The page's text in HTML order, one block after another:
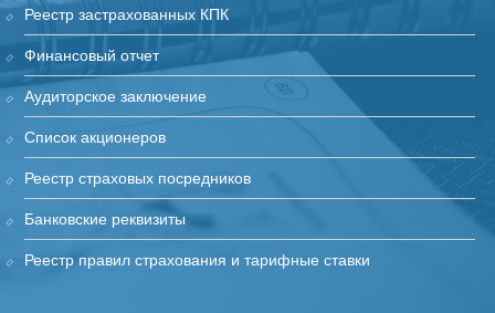
Реестр застрахованных КПК
Финансовый отчет
Аудиторское заключение
Список акционеров
Реестр страховых посредников
Банковские реквизиты
Реестр правил страхования и тарифные ставки